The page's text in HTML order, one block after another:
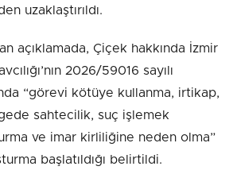
uzaklaştırıldı.
açıklamada, Çiçek hakkında İzmir
2026/59016 sayılı
“görevi kötüye kullanma, irtikap,
sahtecilik, suç işlemek
ve imar kirliliğine neden olma”
başlatıldığı belirtildi.